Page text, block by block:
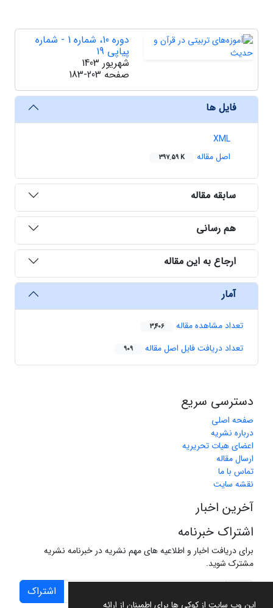
این وب سایت از کوکی ها برای اطمینان از ارائه
دوره 10، شماره 1 - شماره
پیاپی 19
شهریور 1403
صفحه 183-203
فایل ها
XML
اصل مقاله
397.59 K
سابقه مقاله
هم رسانی
ارجاع به این مقاله
آمار
تعداد مشاهده مقاله 3,406
تعداد دریافت فایل اصل مقاله 909
دسترسی سریع
صفحه اصلی
درباره نشریه
اعضای هیات تحریریه
ارسال مقاله
تماس با ما
نقشه سایت
آخرین اخبار
اشتراک خبرنامه
برای دریافت اخبار و اطلاعیه های مهم نشریه در خبرنامه نشریه
مشترک شوید.
اشتراک